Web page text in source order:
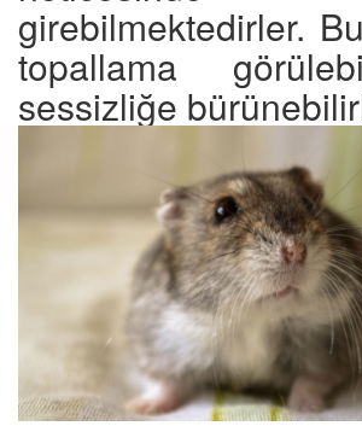
girebilmektedirler.
topallama
sessizliğe